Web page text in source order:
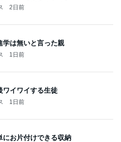
2日前
学は無いと言った親
1日前
ワイワイする生徒
1日前
にお片付けできる収納